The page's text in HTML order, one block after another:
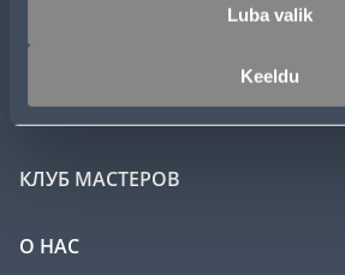
Luba valik
Keeldu
ОБСЛУЖИВАНИЕ ЧАСТНЫХ
УСЛУГИ
КЛУБ МАСТЕРОВ
О НАС